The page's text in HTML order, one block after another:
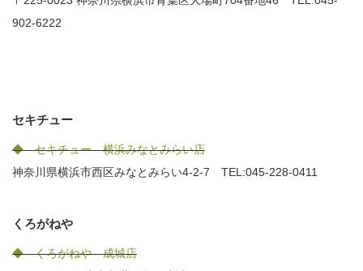
902-6222
セキチュー
◆ セキチュー 横浜みなとみらい店
神奈川県横浜市西区みなとみらい4-2-7 TEL:045-228-0411
くろがねや
◆ くろがねや 成城店